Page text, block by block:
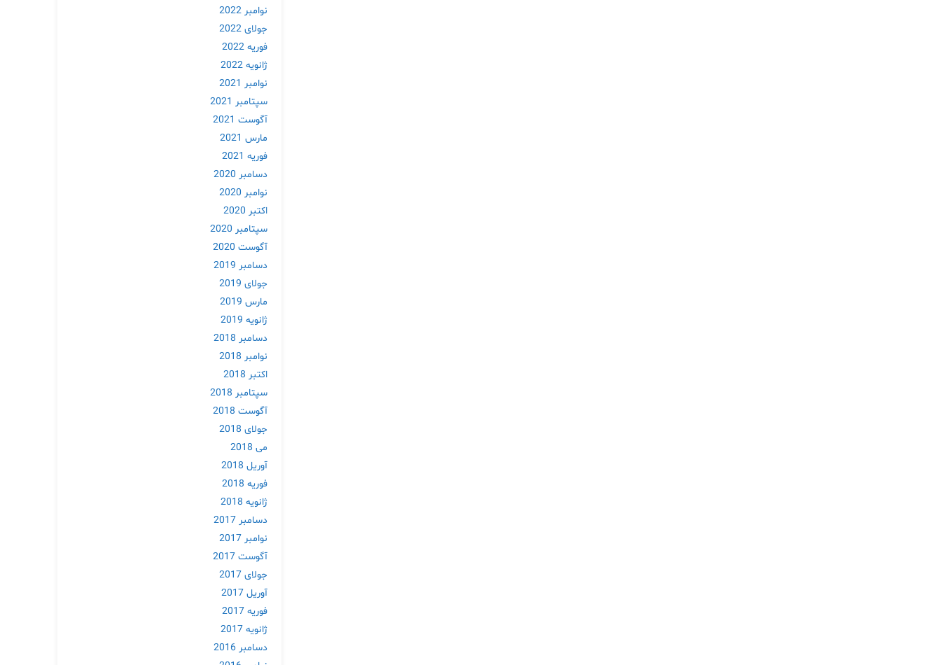
نوامبر 2022
جولای 2022
فوریه 2022
ژانویه 2022
نوامبر 2021
سپتامبر 2021
آگوست 2021
مارس 2021
فوریه 2021
دسامبر 2020
نوامبر 2020
اکتبر 2020
سپتامبر 2020
آگوست 2020
دسامبر 2019
جولای 2019
مارس 2019
ژانویه 2019
دسامبر 2018
نوامبر 2018
اکتبر 2018
سپتامبر 2018
آگوست 2018
جولای 2018
می 2018
آوریل 2018
فوریه 2018
ژانویه 2018
دسامبر 2017
نوامبر 2017
آگوست 2017
جولای 2017
آوریل 2017
فوریه 2017
ژانویه 2017
دسامبر 2016